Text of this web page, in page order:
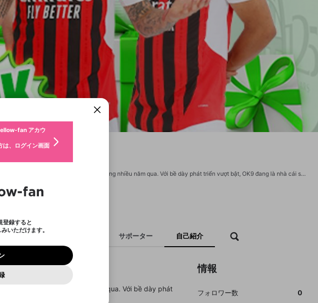
除しますか？
はい
Thông tin chi tiết: OK9 là nhà cái cá cược trực tuyến an toàn, uy tín tại Việt Nam trong nhiều năm qua. Với bề dày phát triển vượt bật, OK9 đang là nhà cái số 1 Châu Á ở thời điểm hiện tại. Website: https://ok9p.com/ Địa chỉ: 134 Đ. Nguyễn Biểu, Phường 2, Quận 5, Thành phố Hồ Chí Minh, Việt Nam Phone: 0983114776 Email: ok9pcom@gmail.com #ok9 #nha-cai-ok9 #tai-ok9 #link-ok9 #trang-chu-ok9 Socials : https://hanson.net/users/ok9pcom https://schoolido.lu/user/ok9pcom/ https://kaeuchi.jp/forums/users/ok9pcom/ https://theafricavoice.com/profile/ok9pcom https://routinehub.co/user/ok9pcom https://liulo.fm/ok9pcom https://www.pozible.com/profile/ok9-53 https://www.nicovideo.jp/user/142003980/ https://slatestarcodex.com/author/ok9pcom/ https://divisionmidway.org/jobs/author/ok9pcom/ https://metaldevastationradio.com/ok9pcom https://gitlab.aicrowd.com/ok9pcom https://fortunetelleroracle.com/profile/ok9pcom
フォロー サポーター 自己紹介
tại Việt Nam trong nhiều năm qua. Với bề dày phát
情報
フォロワー数 0
加しますか？
OK
了しました
ー
ーを送ることができま
セージを書いたり、エ
て、配信者に届けまし
です。
イブ配信、配信予定、ア
ジのトップに1つ固定で
り設定することができま
イリストは動画の再生画面で作成で
ありません
ています
さい
ーが更新されました。
の内容をご確認いただ
た。
た
fan アカウ
新規登録
アップ
録
fanアカウン
ログイン
イン
アカウントを作成する
fan アカウ
は、ログイン画面
登録すると
いただけます。
、送信してください。
ールアドレス
用URLを記載
タの登録
月
スの向上を目的として
には、生年月の登録が
入力
してください。
受信拒否設定に含まれて
が切れたた
に入会
て報告します
に違反しているかどうか
をむやみに使用すること
ェア
参加方法
ちでない方
ィーサービスで、mellow-
関してのお問い合わせには
の仕様変更により、限定コ
がありますが、その際の補